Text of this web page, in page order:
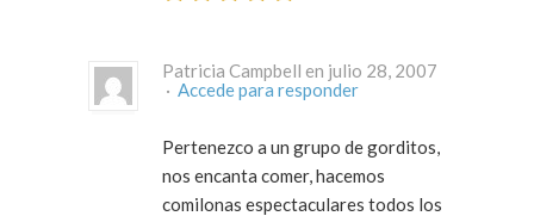
Patricia Campbell en julio 28, 2007
· Accede para responder
Pertenezco a un grupo de gorditos,
nos encanta comer, hacemos
comilonas espectaculares todos los